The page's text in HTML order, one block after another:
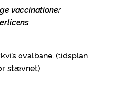
vaccinationer
ovalbane. (tidsplan
stævnet)